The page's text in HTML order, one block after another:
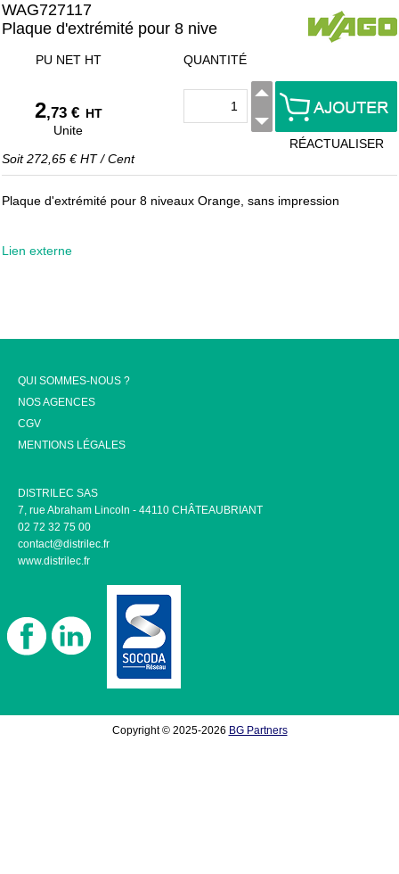
WAG727117
Plaque d'extrémité pour 8 nive
PU NET HT
2,73 € HT
Unite
Soit272,65 € HT/Cent
QUANTITÉ
RÉACTUALISER
Plaque d'extrémité pour 8 niveaux Orange, sans impression
Lien externe
QUI SOMMES-NOUS ?
NOS AGENCES
CGV
MENTIONS LÉGALES
DISTRILEC SAS
7, rue Abraham Lincoln - 44110 CHÂTEAUBRIANT
02 72 32 75 00
contact@distrilec.fr
www.distrilec.fr
Copyright © 2025-2026 BG Partners